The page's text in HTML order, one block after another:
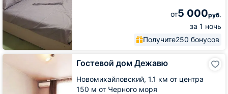
от5 000руб.
за 1 ночь
Получите250 бонусов
Гостевой дом Дежавю
Новомихайловский, 1.1 км от центра
150 м от Черного моря
Гостевой